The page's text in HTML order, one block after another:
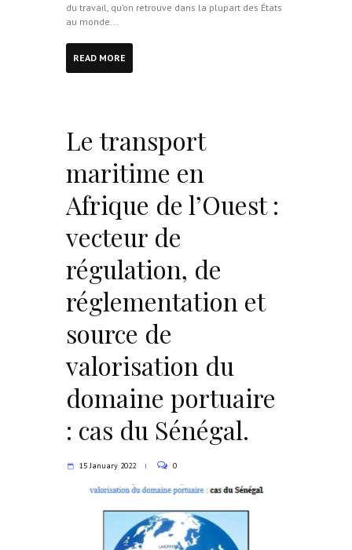
du travail, qu’on retrouve dans la plupart des États
au monde...
READ MORE
Le transport
maritime en
Afrique de l’Ouest :
vecteur de
régulation, de
réglementation et
source de
valorisation du
domaine portuaire
: cas du Sénégal.
15 January 2022 0